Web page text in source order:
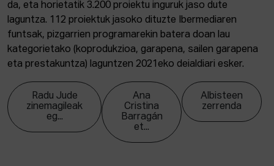
da, eta horietatik 3.200 proiektu inguruk jaso dute
laguntza. 112 proiektuk jasoko dituzte Ibermediaren
funtsak, pizgarrien programarekin batera doan lau
kategorietako (koprodukzioa, garapena, sailen garapena
eta prestakuntza) laguntzen 2021eko deialdiari esker.
Radu Jude
zinemagileak
eg...
Ana
Cristina
Barragán
et...
Albisteen
zerrenda